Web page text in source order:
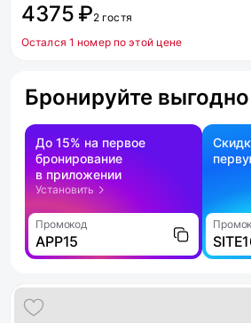
4375 ₽2 гостя
Остался 1 номер по этой цене
Бронируйте выгодно
До 15% на первое
бронирование
в приложении
Установить
Промокод
APP15